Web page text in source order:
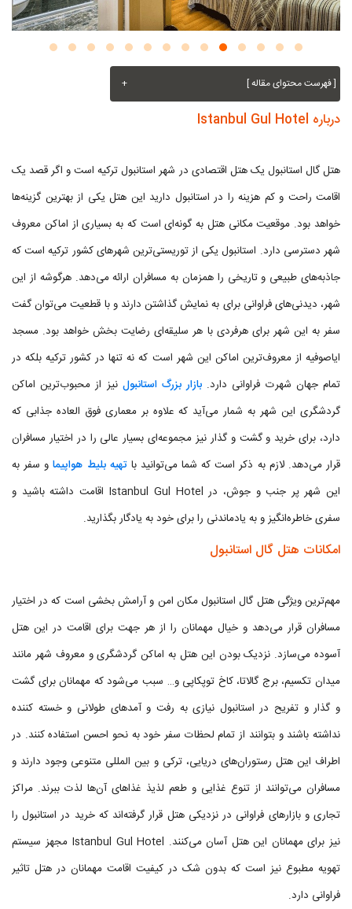
[ فهرست محتوای مقاله ] +
درباره Istanbul Gul Hotel
هتل گال استانبول یک هتل اقتصادی در شهر استانبول ترکیه است و اگر قصد یک
اقامت راحت و کم هزینه را در استانبول دارید این هتل یکی از بهترین گزینه‌ها
خواهد بود. موقعیت مکانی هتل به گونه‌ای است که به بسیاری از اماکن معروف
شهر دسترسی دارد. استانبول یکی از توریستی‌ترین شهر‌های کشور ترکیه است که
جاذبه‌های طبیعی و تاریخی را همزمان به مسافران ارائه می‌دهد. هرگوشه از این
شهر، دیدنی‌های فراوانی برای به نمایش گذاشتن دارند و با قطعیت می‌توان گفت
سفر به این شهر برای هرفردی با هر سلیقه‌ای رضایت بخش خواهد بود. مسجد
ایاصوفیه از معروف‌ترین اماکن این شهر است که نه تنها در کشور ترکیه بلکه در
تمام جهان شهرت فراوانی دارد. بازار بزرگ استانبول نیز از محبوب‌ترین اماکن
گردشگری این شهر به شمار می‌آید که علاوه بر معماری فوق العاده جذابی که
دارد، برای خرید و گشت و گذار نیز مجموعه‌ای بسیار عالی را در اختیار مسافران
قرار می‌دهد. لازم به ذکر است که شما می‌توانید باتهیه بلیط هواپیماو سفر به
این شهر پر جنب و جوش، در Istanbul Gul Hotel اقامت داشته باشید و
سفری خاطره‌انگیز و به یادماندنی را برای خود به یادگار بگذارید.
امکانات هتل گال استانبول
مهم‌ترین ویژگی هتل گال استانبول مکان امن و آرامش بخشی است که در اختیار
مسافران قرار می‌دهد و خیال مهمانان را از هر جهت برای اقامت در این هتل
آسوده می‌سازد. نزدیک بودن این هتل به اماکن گردشگری و معروف شهر مانند
میدان تکسیم، برج گالاتا، کاخ توپکاپی و… سبب می‌شود که مهمانان برای گشت
و گذار و تفریح در استانبول نیازی به رفت و آمدهای طولانی و خسته کننده
نداشته باشند و بتوانند از تمام لحظات سفر خود به نحو احسن استفاده کنند. در
اطراف این هتل رستوران‌های دریایی، ترکی و بین المللی متنوعی وجود دارند و
مسافران می‌توانند از تنوع غذایی و طعم لذیذ غذاهای آن‌ها لذت ببرند. مراکز
تجاری و بازار‌های فراوانی در نزدیکی هتل قرار گرفته‌اند که خرید در استانبول را
نیز برای مهمانان این هتل آسان می‌کنند. Istanbul Gul Hotel مجهز سیستم
تهویه مطبوع نیز است که بدون شک در کیفیت اقامت مهمانان در هتل تاثیر
فراوانی دارد.